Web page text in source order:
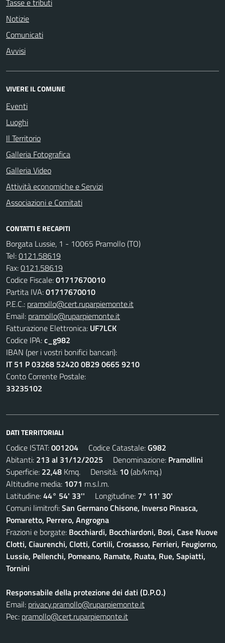
Tasse e tributi
Notizie
Comunicati
Avvisi
VIVERE IL COMUNE
Eventi
Luoghi
Il Territorio
Galleria Fotografica
Galleria Video
Attività economiche e Servizi
Associazioni e Comitati
CONTATTI E RECAPITI
Borgata Lussie, 1 - 10065 Pramollo (TO)
Tel:0121.58619
Fax:0121.58619
Codice Fiscale:01717670010
Partita IVA:01717670010
P.E.C.: pramollo@cert.ruparpiemonte.it
Email: pramollo@ruparpiemonte.it
Fatturazione Elettronica: UF7LCK
Codice IPA:c_g982
IBAN (per i vostri bonifici bancari):
IT 51 P 03268 52420 0B29 0665 9210
Conto Corrente Postale:
33235102
DATI TERRITORIALI
Codice ISTAT:001204 Codice Catastale:G982
Abitanti: 213 al 31/12/2025 Denominazione: Pramollini
Superficie: 22,48 Kmq. Densità: 10(ab/kmq.)
Altitudine media: 1071 m.s.l.m.
Latitudine:44° 54' 33'' Longitudine: 7° 11' 30'
Comuni limitrofi:San Germano Chisone, Inverso Pinasca,
Pomaretto, Perrero, Angrogna
Frazioni e borgate: Bocchiardi, Bocchiardoni, Bosi, Case Nuove
Clotti, Ciaurenchi, Clotti, Cortili, Crosasso, Ferrieri, Feugiorno,
Lussie, Pellenchi, Pomeano, Ramate, Ruata, Rue, Sapiatti,
Tornini
Responsabile della protezione dei dati (D.P.O.)
Email: privacy.pramollo@ruparpiemonte.it
Pec: pramollo@cert.ruparpiemonte.it